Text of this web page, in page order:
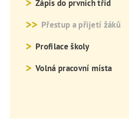
Zápis do prvních tříd
Přestup a přijetí žáků
Profilace školy
Volná pracovní místa